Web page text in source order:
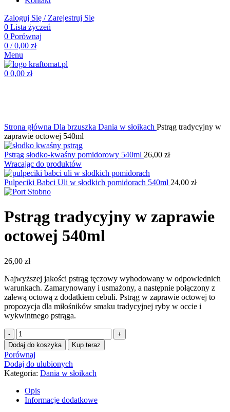
Zaloguj Się / Zarejestruj Się
0 Lista życzeń
0 Porównaj
0 / 0,00 zł
Menu
0 0,00 zł
Strona główna Dla brzuszka Dania w słoikach Pstrąg tradycyjny w
zaprawie octowej 540ml
Pstrąg słodko-kwaśny pomidorowy 540ml 26,00 zł
Wracając do produktów
Pulpeciki Babci Uli w słodkich pomidorach 540ml 24,00 zł
Pstrąg tradycyjny w zaprawie
octowej 540ml
26,00 zł
Najwyższej jakości pstrąg tęczowy wyhodowany w odpowiednich
warunkach. Zamarynowany i usmażony, a następnie połączony z
zalewą octową z dodatkiem cebuli. Pstrąg w zaprawie octowej to
propozycja dla miłośników smaku tradycyjnej ryby w occie i
wykwintnego pstrąga.
ilość
Pstrąg
tradycyjny
w
zaprawie
octowej
540ml
Dodaj do koszyka Kup teraz
Porównaj
Dodaj do ulubionych
Kategoria: Dania w słoikach
Opis
Informacje dodatkowe